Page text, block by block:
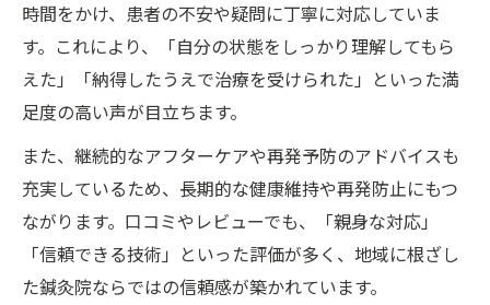
時間をかけ、患者の不安や疑問に丁寧に対応していま
す。これにより、「自分の状態をしっかり理解してもら
えた」「納得したうえで治療を受けられた」といった満
足度の高い声が目立ちます。
また、継続的なアフターケアや再発予防のアドバイスも
充実しているため、長期的な健康維持や再発防止にもつ
ながります。口コミやレビューでも、「親身な対応」
「信頼できる技術」といった評価が多く、地域に根ざし
た鍼灸院ならではの信頼感が築かれています。